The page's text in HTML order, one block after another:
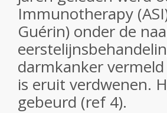
Immunotherapy
Guérin) onder de
darmkanker
is eruit verdwenen.
gebeurd (ref 4).